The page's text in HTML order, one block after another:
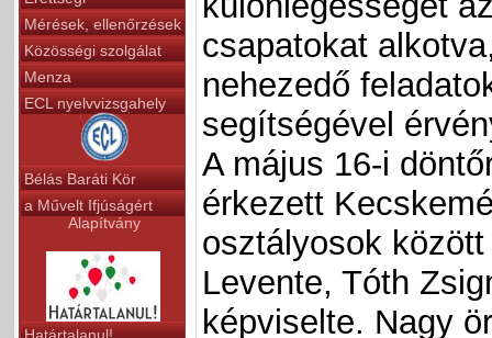
Mérések, ellenőrzések
Közösségi szolgálat
Menza
ECL nyelvvizsgahely
Bélás Baráti Kör
a Művelt Ifjúságért
Alapítvány
csapatokat
nehezedő
segítségével
A május 16-i
érkezett
osztályosok
Levente, Tóth
képviselte. Nagy